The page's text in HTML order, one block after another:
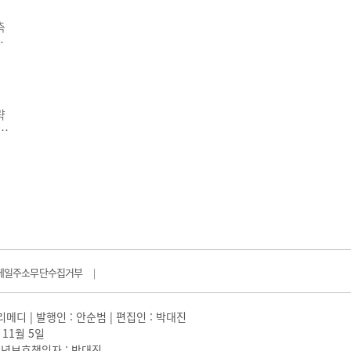
일주소무단수집거부 |
디 | 발행인 : 안순범 | 편집인 : 박대진
월 5일